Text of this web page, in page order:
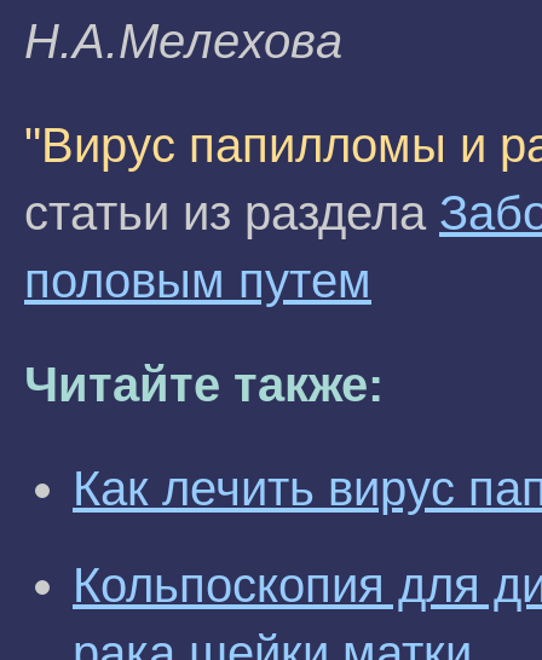
H.A.Meлexoвa
"Вирус папилломы и
статьи из раздела
половым путем
Читайте также:
Как лечить вирус
Кольпоскопия для